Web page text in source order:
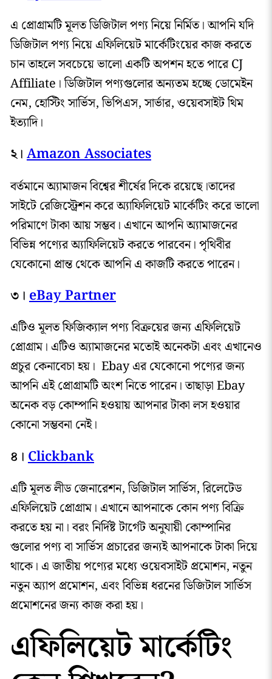
এ প্রোগ্রামটি মূলত ডিজিটাল পণ্য নিয়ে নির্মিত। আপনি যদি
ডিজিটাল পণ্য নিয়ে এফিলিয়েট মার্কেটিংয়ের কাজ করতে
চান তাহলে সবচেয়ে ভালো একটি অপশন হতে পারে CJ
Affiliate। ডিজিটাল পণ্যগুলোর অন্যতম হচ্ছে ডোমেইন
নেম, হোস্টিং সার্ভিস, ভিপিএস, সার্ভার, ওয়েবসাইট থিম
ইত্যাদি।
২। Amazon Associates
বর্তমানে অ্যামাজন বিশ্বের শীর্ষের দিকে রয়েছে।তাদের
সাইটে রেজিস্ট্রেশন করে অ্যাফিলিয়েট মার্কেটিং করে ভালো
পরিমাণে টাকা আয় সম্ভব। এখানে আপনি অ্যামাজনের
বিভিন্ন পণ্যের অ্যাফিলিয়েট করতে পারবেন। পৃথিবীর
যেকোনো প্রান্ত থেকে আপনি এ কাজটি করতে পারেন।
৩। eBay Partner
এটিও মূলত ফিজিক্যাল পণ্য বিক্রয়ের জন্য এফিলিয়েট
প্রোগ্রাম। এটিও অ্যামাজনের মতোই অনেকটা এবং এখানেও
প্রচুর কেনাবেচা হয়। Ebay এর যেকোনো পণ্যের জন্য
আপনি এই প্রোগ্রামটি অংশ নিতে পারেন। তাছাড়া Ebay
অনেক বড় কোম্পানি হওয়ায় আপনার টাকা লস হওয়ার
কোনো সম্ভবনা নেই।
৪। Clickbank
এটি মূলত লীড জেনারেশন, ডিজিটাল সার্ভিস, রিলেটেড
এফিলিয়েট প্রোগ্রাম। এখানে আপনাকে কোন পণ্য বিক্রি
করতে হয় না। বরং নির্দিষ্ট টার্গেট অনুযায়ী কোম্পানির
গুলোর পণ্য বা সার্ভিস প্রচারের জন্যই আপনাকে টাকা দিয়ে
থাকে। এ জাতীয় পণ্যের মধ্যে ওয়েবসাইট প্রমোশন, নতুন
নতুন অ্যাপ প্রমোশন, এবং বিভিন্ন ধরনের ডিজিটাল সার্ভিস
প্রমোশনের জন্য কাজ করা হয়।
এফিলিয়েট মার্কেটিং